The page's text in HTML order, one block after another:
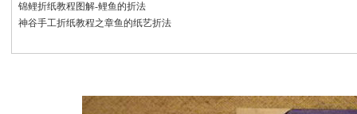
锦鲤折纸教程图解-鲤鱼的折法
神谷手工折纸教程之章鱼的纸艺折法